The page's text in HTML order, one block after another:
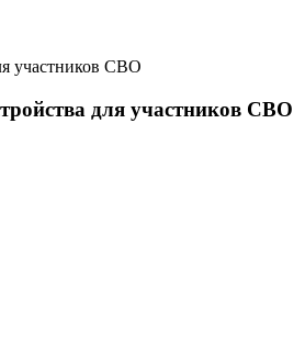
участников СВО
для участников СВО